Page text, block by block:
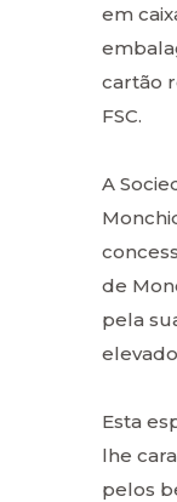
em
cartão
FSC.
A
de
pela
Esta
lhe
pelos